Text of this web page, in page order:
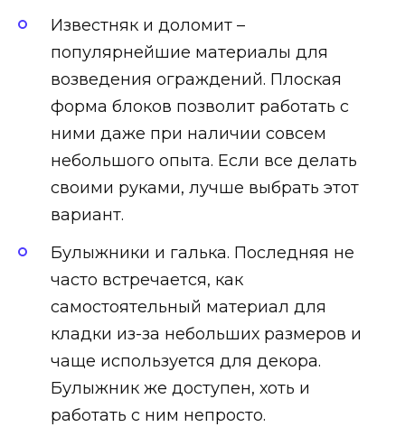
Известняк и доломит –
популярнейшие материалы для
возведения ограждений. Плоская
форма блоков позволит работать с
ними даже при наличии совсем
небольшого опыта. Если все делать
своими руками, лучше выбрать этот
вариант.
Булыжники и галька. Последняя не
часто встречается, как
самостоятельный материал для
кладки из-за небольших размеров и
чаще используется для декора.
Булыжник же доступен, хоть и
работать с ним непросто.